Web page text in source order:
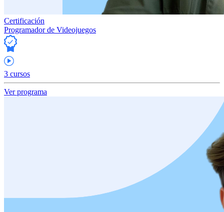
Certificación
Programador de Videojuegos
3 cursos
Ver programa